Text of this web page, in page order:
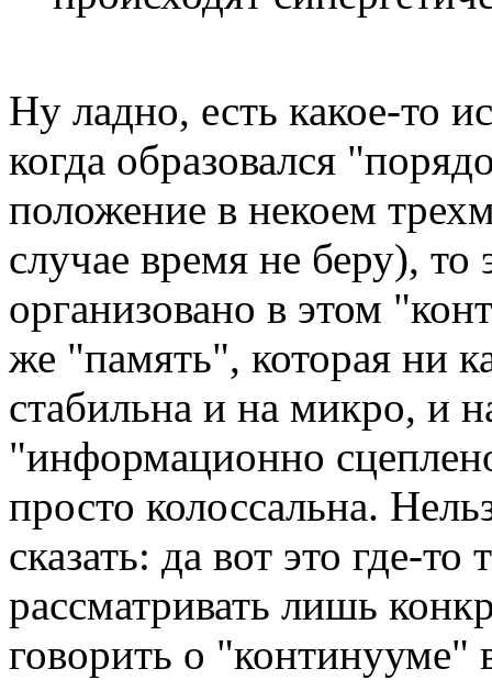
Ну ладно, есть какое-то
когда образовался
положение в некоем
случае время не беру), то
организовано в этом
же "память", которая ни
стабильна и на микро, и
"информационно
просто колоссальна.
сказать: да вот это где-
рассматривать лишь
говорить о "континууме"